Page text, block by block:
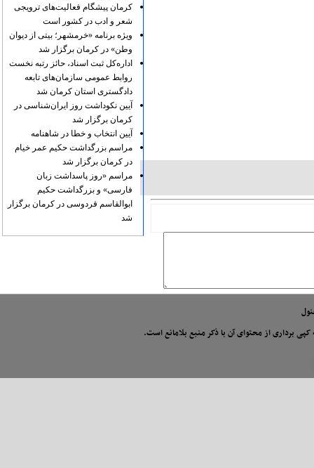
کرمان پیشگام فعالیت‌های ترویجی
شعر و ادب در کشور است
ویژه برنامه «خرمشهر؛ بیتی از دیوان
وطن» در کرمان برگزار شد
اداره‌کل ثبت اسناد، حائز رتبه نخست
روابط عمومی سازمان‌های تابعه
دادگستری استان کرمان شد
آیین نکوداشت روز ایران‌شناسی در
کرمان برگزار شد
آیین انتخاب و خطا در شاهنامه
مراسم بزرگداشت حکیم عمر خیام
در کرمان برگزار شد
مراسم «روز پاسداشت زبان
فارسی» و بزرگداشت حکیم
ابوالقاسم فردوسی در کرمان برگزار
شد
برداری از محتوای آن با ذکر منبع بلامانع است.